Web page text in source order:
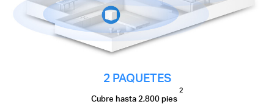
2 PAQUETES
Cubre hasta 2,800 pies
2